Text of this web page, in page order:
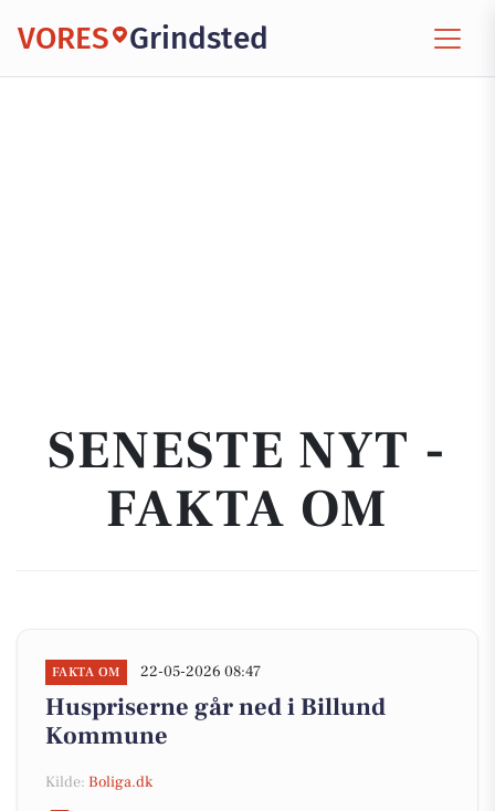
VORES Grindsted
SENESTE NYT -
FAKTA OM
FAKTA OM 22-05-2026 08:47
Huspriserne går ned i Billund
Kommune
Kilde: Boliga.dk